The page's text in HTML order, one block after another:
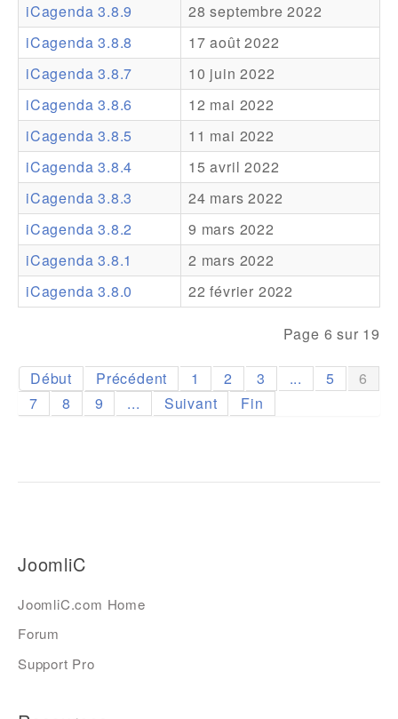
Ressources
Addons
Theme Packs
Translation Packs
Support
Forum
Support Pro
iCagenda 3.8.9
28 septembre 2022
iCagenda 3.8.8
17 août 2022
iCagenda 3.8.7
10 juin 2022
iCagenda 3.8.6
12 mai 2022
iCagenda 3.8.5
11 mai 2022
iCagenda 3.8.4
15 avril 2022
iCagenda 3.8.3
24 mars 2022
iCagenda 3.8.2
9 mars 2022
iCagenda 3.8.1
2 mars 2022
iCagenda 3.8.0
22 février 2022
Page 6 sur 19
Début Précédent 1 2 3 ... 5
6
7
8 9 ... Suivant Fin
JoomliC
JoomliC.com Home
Forum
Support Pro